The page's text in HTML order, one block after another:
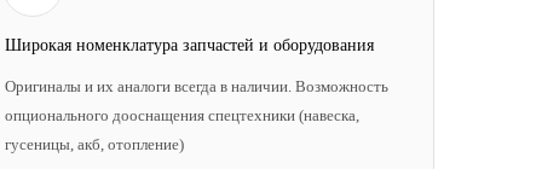
Широкая номенклатура запчастей и оборудования
Оригиналы и их аналоги всегда в наличии. Возможность
опционального дооснащения спецтехники (навеска,
гусеницы, акб, отопление)